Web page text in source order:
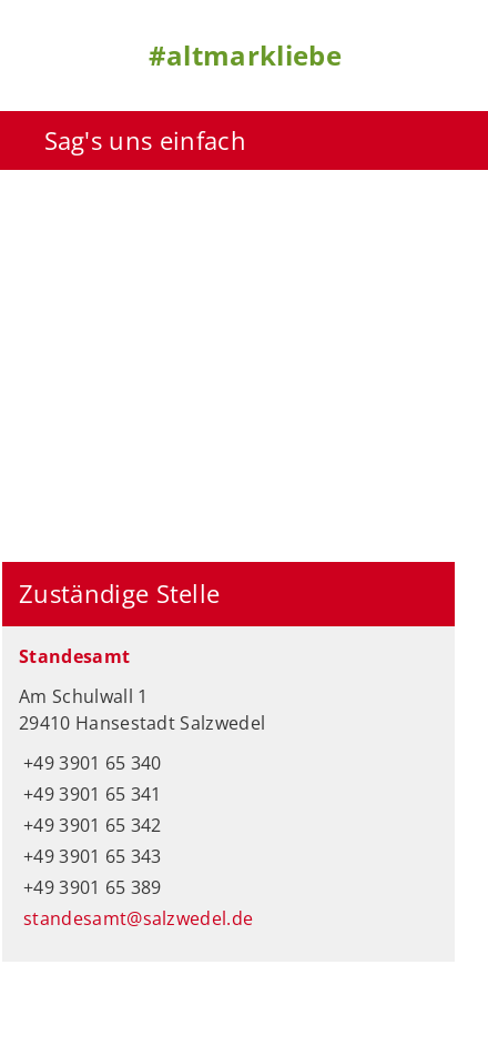
#altmarkliebe
Sag's uns einfach
Zuständige Stelle
Standesamt
Am Schulwall 1
29410 Hansestadt Salzwedel
+49 3901 65 340
+49 3901 65 341
+49 3901 65 342
+49 3901 65 343
+49 3901 65 389
standesamt@salzwedel.de